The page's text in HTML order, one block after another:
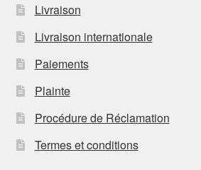
Livraison
Livraison internationale
Paiements
Plainte
Procédure de Réclamation
Termes et conditions